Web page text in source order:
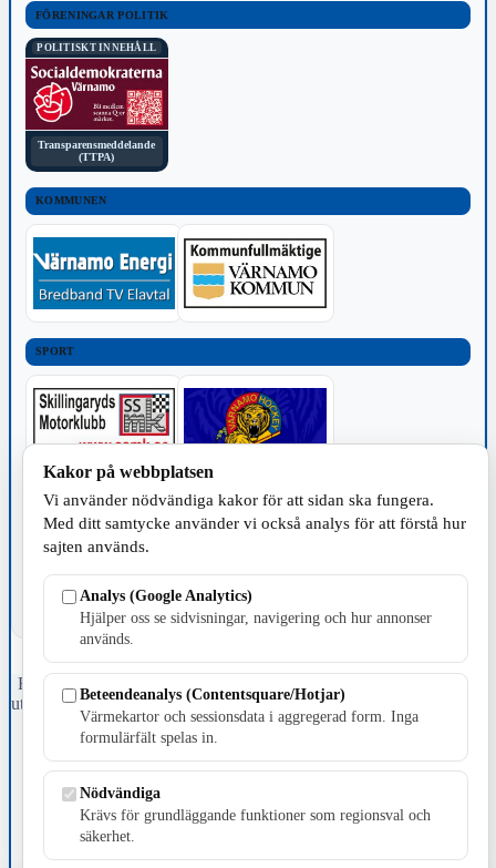
FÖRENINGAR POLITIK
POLITISKT INNEHÅLL
Transparensmeddelande
(TTPA)
KOMMUNEN
SPORT
TILLVERKNING
Fristående webbtidningsföretag grundat 1991 som sedan 2002 ger
ut tidningen Skillingaryd.nu och 2010 lanserades Värnamo.nu. Från
april 2026 omfattar Skillingaryd.nu tre kommuner: Gnosjö,
Värnamo och Vaggeryds kommun.
E-post: redaktionen@skillingaryd.nu
Postadress: Gisslaköp 1, 568 92 Skillingaryd
Kakinställningar
Kakor på webbplatsen
Vi använder nödvändiga kakor för att sidan ska fungera.
Med ditt samtycke använder vi också analys för att förstå hur
sajten används.
Analys (Google Analytics)
Hjälper oss se sidvisningar, navigering och hur annonser
används.
Beteendeanalys (Contentsquare/Hotjar)
Värmekartor och sessionsdata i aggregerad form. Inga
formulärfält spelas in.
Nödvändiga
Krävs för grundläggande funktioner som regionsval och
säkerhet.